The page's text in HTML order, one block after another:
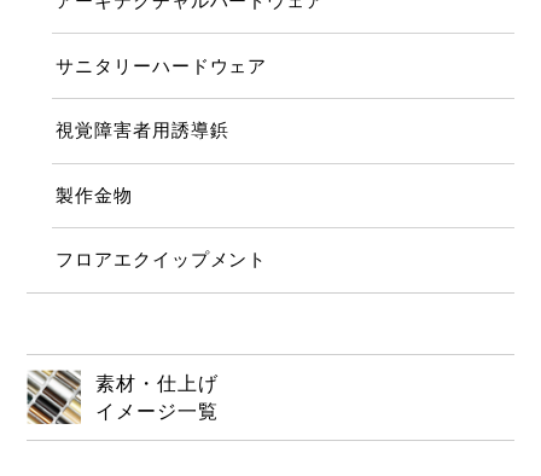
サニタリーハードウェア
視覚障害者用誘導鋲
製作金物
フロアエクイップメント
素材・仕上げ
イメージ一覧